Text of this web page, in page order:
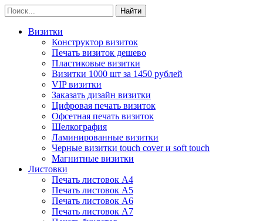
Визитки
Конструктор визиток
Печать визиток дешево
Пластиковые визитки
Визитки 1000 шт за 1450 рублей
VIP визитки
Заказать дизайн визитки
Цифровая печать визиток
Офсетная печать визиток
Шелкография
Ламинированные визитки
Черные визитки touch cover и soft touch
Магнитные визитки
Листовки
Печать листовок А4
Печать листовок А5
Печать листовок А6
Печать листовок А7